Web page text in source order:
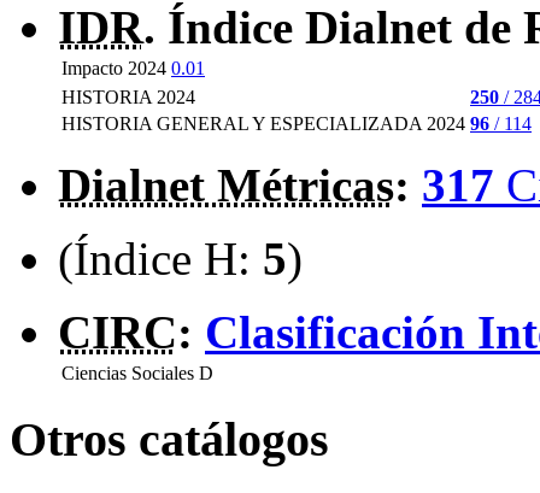
IDR. Índice Dialnet de
Impacto 2024 0.01
HISTORIA 2024
250 /
HISTORIA GENERAL Y ESPECIALIZADA 2024 96 / 114
Dialnet Métricas: 317
(Índice H: 5)
CIRC: Clasificación
Ciencias Sociales D
Otros catálogos